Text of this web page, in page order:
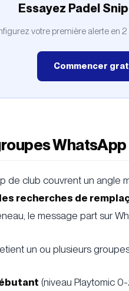
Essayez Padel
votre première alerte en
Commencer
de club couvrent un angle
recherches de
le message part sur
un ou plusieurs
(niveau Playtomic